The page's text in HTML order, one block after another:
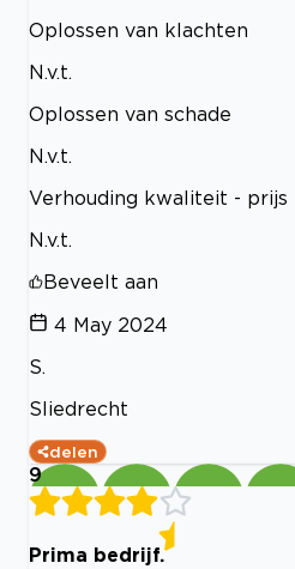
Oplossen van klachten
N.v.t.
Oplossen van schade
N.v.t.
Verhouding kwaliteit - prijs
N.v.t.
Beveelt aan
4 May 2024
S.
Sliedrecht
delen
9
Prima bedrijf.